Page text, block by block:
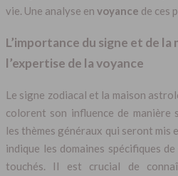
vie. Une analyse en voyance de ces
L’importance du signe et de
l’expertise de la voyance
Le signe zodiacal et la maison
colorent son influence de manière
les thèmes généraux qui seront mis
indique les domaines spécifiques
touchés. Il est crucial de